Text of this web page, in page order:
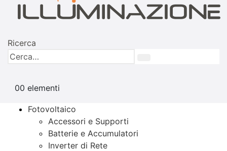
Ricerca
00 elementi
Fotovoltaico
Accessori e Supporti
Batterie e Accumulatori
Inverter di Rete